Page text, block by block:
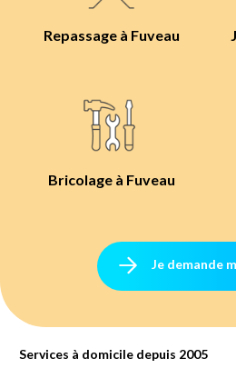
Repassage à Fuveau
Bricolage à Fuveau
Je demande
Services à domicile depuis 2005